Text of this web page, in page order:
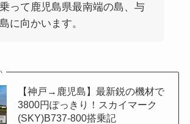
って鹿児島県最南端の島、与
に向かいます。
【神戸→鹿児島】最新鋭の機材で
3800円ぽっきり！スカイマーク
(SKY)B737-800搭乗記